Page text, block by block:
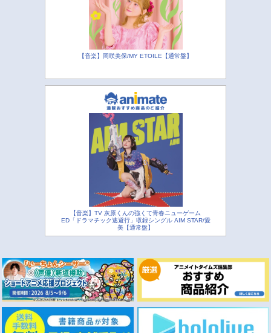
【音楽】岡咲美保/MY ETOILE【通常盤】
【音楽】TV 灰原くんの強くて青春ニューゲーム
ED「ドラマチック逃避行」収録シングル AIM STAR/愛
美【通常盤】